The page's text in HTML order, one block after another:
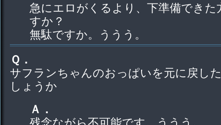
急にエロがくるより、下準備でき
すか？
無駄ですか。ううう。
Ｑ．
サフランちゃんのおっぱいを元に戻し
しょうか
Ａ．